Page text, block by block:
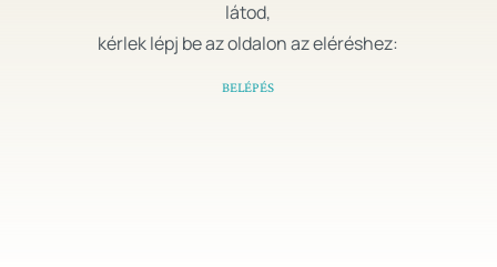
látod,
kérlek lépj be az oldalon az eléréshez:
BELÉPÉS